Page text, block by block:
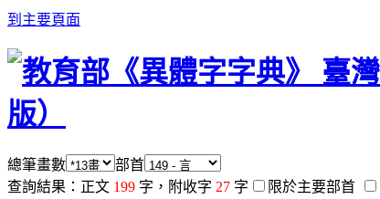
到主要頁面
總筆畫數
部首
查詢結果：正文 199 字，附收字 27 字 限於主要部首